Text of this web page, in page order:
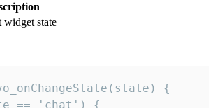
widget state
{
== 'chat') {